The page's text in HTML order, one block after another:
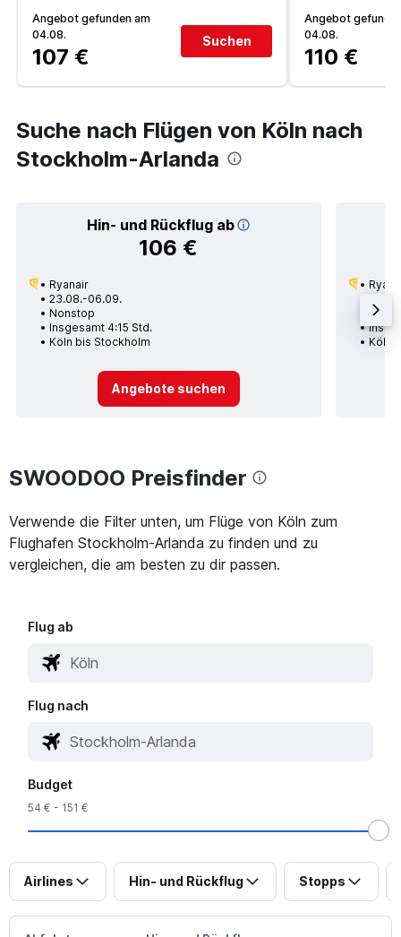
Angebot gefunden am
04.08.
107 €
Suchen
Angebot
04.08.
110 €
Suche nach Flügen von Köln nach
Stockholm-Arlanda
Hin- und Rückflug ab
106 €
Ryanair
23.08.-06.09.
Nonstop
Insgesamt 4:15 Std.
Köln bis Stockholm
Angebote suchen
1
Köln
SWOODOO Preisfinder
Verwende die Filter unten, um Flüge von Köln zum
Flughafen Stockholm-Arlanda zu finden und zu
vergleichen, die am besten zu dir passen.
Flug ab
Flug nach
Budget
54 € - 151 €
Airlines Hin- und Rückflug Stopps